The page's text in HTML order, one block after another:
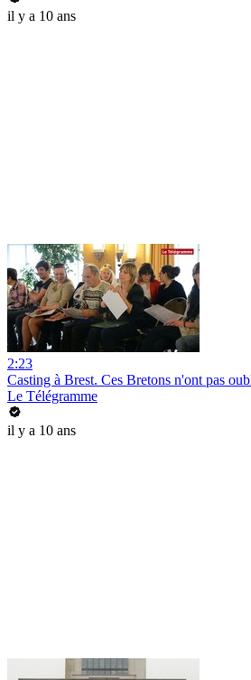
il y a 10 ans
2:23
Casting à Brest. Ces Bretons n'ont pas
Le Télégramme
il y a 10 ans